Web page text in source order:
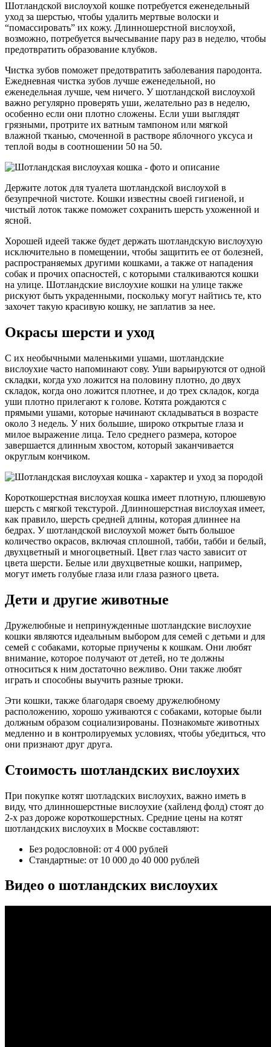
Шотландской вислоухой кошке потребуется еженедельный
уход за шерстью, чтобы удалить мертвые волоски и
“помассировать” их кожу. Длинношерстной вислоухой,
возможно, потребуется вычесывание пару раз в неделю, чтобы
предотвратить образование клубков.
Чистка зубов поможет предотвратить заболевания пародонта.
Ежедневная чистка зубов лучше еженедельной, но
еженедельная лучше, чем ничего. У шотландской вислоухой
важно регулярно проверять уши, желательно раз в неделю,
особенно если они плотно сложены. Если уши выглядят
грязными, протрите их ватным тампоном или мягкой
влажной тканью, смоченной в растворе яблочного уксуса и
теплой воды в соотношении 50 на 50.
Держите лоток для туалета шотландской вислоухой в
безупречной чистоте. Кошки известны своей гигиеной, и
чистый лоток также поможет сохранить шерсть ухоженной и
ясной.
Хорошей идеей также будет держать шотландскую вислоухую
исключительно в помещении, чтобы защитить ее от болезней,
распространяемых другими кошками, а также от нападения
собак и прочих опасностей, с которыми сталкиваются кошки
на улице. Шотландские вислоухие кошки на улице также
рискуют быть украденными, поскольку могут найтись те, кто
захочет такую красивую кошку, не заплатив за нее.
Окрасы шерсти и уход
С их необычными маленькими ушами, шотландские
вислоухие часто напоминают сову. Уши варьируются от одной
складки, когда ухо ложится на половину плотно, до двух
складок, когда оно ложится плотнее, и до трех складок, когда
уши плотно прилегают к голове. Котята рождаются с
прямыми ушами, которые начинают складываться в возрасте
около 3 недель. У них большие, широко открытые глаза и
милое выражение лица. Тело среднего размера, которое
завершается длинным хвостом, который заканчивается
округлым кончиком.
Короткошерстная вислоухая кошка имеет плотную, плюшевую
шерсть с мягкой текстурой. Длинношерстная вислоухая имеет,
как правило, шерсть средней длины, которая длиннее на
бедрах. У шотландской вислоухой может быть большое
количество окрасов, включая сплошной, табби, табби и белый,
двухцветный и многоцветный. Цвет глаз часто зависит от
цвета шерсти. Белые или двухцветные кошки, например,
могут иметь голубые глаза или глаза разного цвета.
Дети и другие животные
Дружелюбные и непринужденные шотландские вислоухие
кошки являются идеальным выбором для семей с детьми и для
семей с собаками, которые приучены к кошкам. Они любят
внимание, которое получают от детей, но те должны
относиться к ним достаточно вежливо. Они также любят
играть и способны выучить разные трюки.
Эти кошки, также благодаря своему дружелюбному
расположению, хорошо уживаются с собаками, которые были
должным образом социализированы. Познакомьте животных
медленно и в контролируемых условиях, чтобы убедиться, что
они признают друг друга.
Стоимость шотландских вислоухих
При покупке котят шотладских вислоухих, важно иметь в
виду, что длинношерстные вислоухие (хайленд фолд) стоят до
2-х раз дороже короткошерстных. Средние цены на котят
шотландских вислоухих в Москве составляют:
Без родословной: от 4 000 рублей
Стандартные: от 10 000 до 40 000 рублей
Видео о шотландских вислоухих